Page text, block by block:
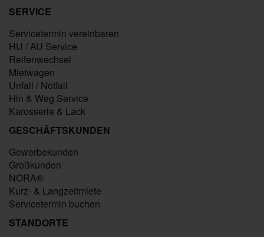
SERVICE
Servicetermin vereinbaren
HU / AU Service
Reifenwechsel
Mietwagen
Unfall / Notfall
Hin & Weg Service
Karosserie & Lack
GESCHÄFTSKUNDEN
Gewerbekunden
Großkunden
NORA®
Kurz- & Langzeitmiete
Servicetermin buchen
STANDORTE